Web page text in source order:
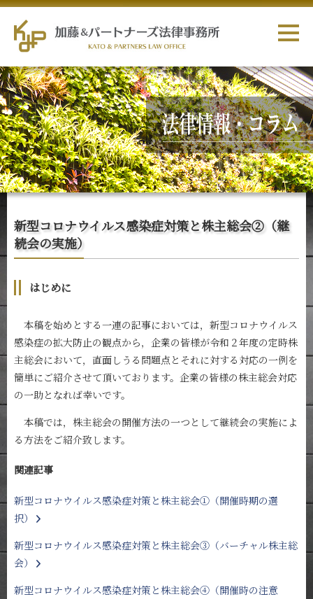
新型コロナウイルス感染症対策と株主総会②（継
続会の実施）
はじめに
本稿を始めとする一連の記事においては，新型コロナウイルス
感染症の拡大防止の観点から，企業の皆様が令和２年度の定時株
主総会において，直面しうる問題点とそれに対する対応の一例を
簡単にご紹介させて頂いております。企業の皆様の株主総会対応
の一助となれば幸いです。
本稿では，株主総会の開催方法の一つとして継続会の実施によ
る方法をご紹介致します。
関連記事
新型コロナウイルス感染症対策と株主総会①（開催時期の選
択）
新型コロナウイルス感染症対策と株主総会③（バーチャル株主総
会）
新型コロナウイルス感染症対策と株主総会④（開催時の注意